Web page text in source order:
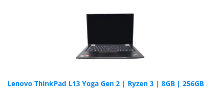
Lenovo ThinkPad L13 Yoga Gen 2 | Ryzen 3 | 8GB | 256GB